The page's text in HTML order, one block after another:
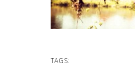
TAGS: